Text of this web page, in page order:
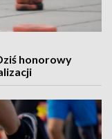
honorowy